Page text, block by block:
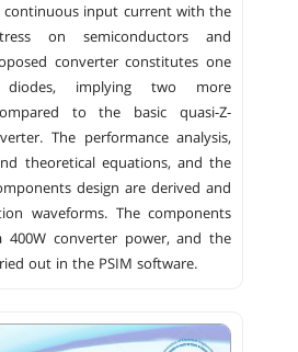
continuous input current with the
on semiconductors and
converter constitutes one
implying two more
to the basic quasi-Z-
The performance analysis,
theoretical equations, and the
design are derived and
waveforms. The components
400W converter power, and the
out in the PSIM software.